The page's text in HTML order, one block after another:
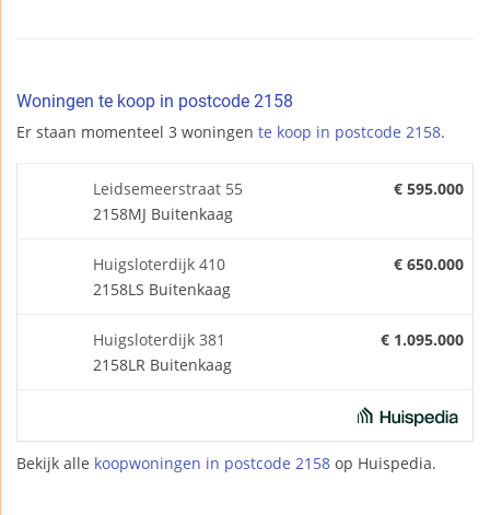
Woningen te koop in postcode 2158
Er staan momenteel 3 woningen te koop in postcode 2158.
Leidsemeerstraat 55
2158MJ Buitenkaag
€ 595.000
Huigsloterdijk 410
2158LS Buitenkaag
€ 650.000
Huigsloterdijk 381
2158LR Buitenkaag
€ 1.095.000
Bekijk alle koopwoningen in postcode 2158 op Huispedia.